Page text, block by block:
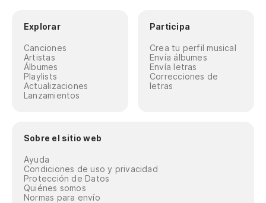
Explorar
Canciones
Artistas
Álbumes
Playlists
Actualizaciones
Lanzamientos
Participa
Crea tu perfil musical
Envía álbumes
Envía letras
Correcciones de
letras
Sobre el sitio web
Ayuda
Condiciones de uso y privacidad
Protección de Datos
Quiénes somos
Normas para envío